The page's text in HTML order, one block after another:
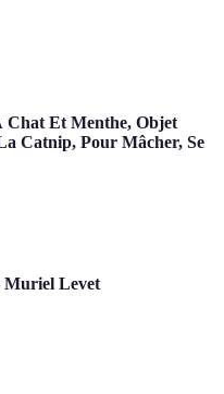
Chat Et Menthe, Objet
Catnip, Pour Mâcher, Se
Muriel Levet